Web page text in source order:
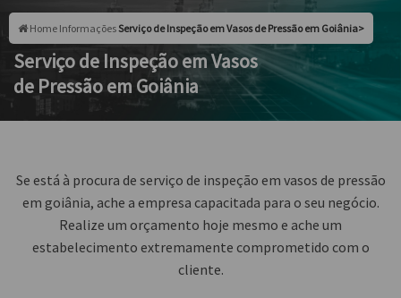
Home InformaçõesServiço de Inspeção em Vasos de Pressão em Goiânia>
Serviço de Inspeção em Vasos
de Pressão em Goiânia
Se está à procura de serviço de inspeção em vasos de pressão
em goiânia, ache a empresa capacitada para o seu negócio.
Realize um orçamento hoje mesmo e ache um
estabelecimento extremamente comprometido com o
cliente.